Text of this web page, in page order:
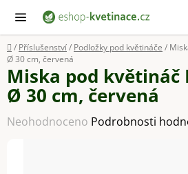
obsah
Domů
/ Příslušenství/ Podložky pod květináče /
Ø 30 cm, červená
Miska pod květináč
Ø 30 cm, červená
Průměrné
Neohodnoceno Podrobnosti